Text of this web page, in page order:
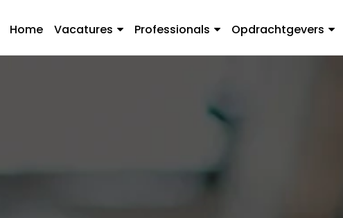
Home Vacatures Professionals Opdrachtgevers